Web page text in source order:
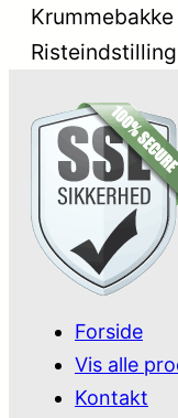
Forside
Vis alle
Kontakt